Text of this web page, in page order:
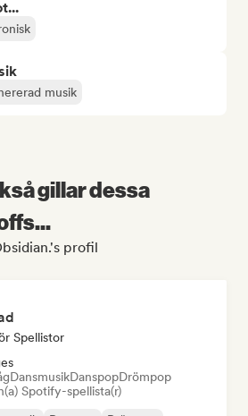
musik
gillar dessa
profil
Spellistor
DansmusikDanspopDrömpop
Spotify-spellista(r)